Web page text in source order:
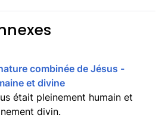
combinée de Jésus -
et divine
était pleinement humain et
divin.